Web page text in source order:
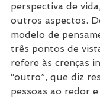
perspectiva de
outros aspectos.
modelo de
três pontos de
refere às crenças
“outro”, que diz
pessoas ao redor